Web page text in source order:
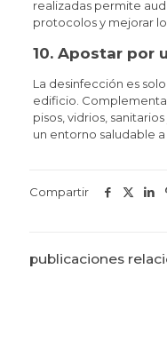
realizadas permite
protocolos y mejorar
10. Apostar por
La desinfección es
edificio.
pisos, vidrios,
un entorno saludable a
Compartir
publicaciones